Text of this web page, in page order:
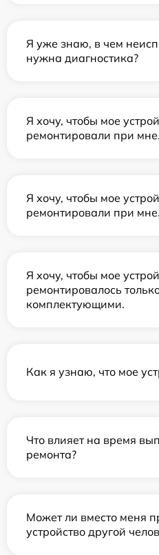
Я уже знаю, в чем
нужна диагностика?
Я хочу, чтобы мое
ремонтировали при мне.
Я хочу, чтобы мое
ремонтировали при мне.
Я хочу, чтобы мое
ремонтировалось
комплектующими.
Как я узнаю, что мое
Что влияет на время
ремонта?
Может ли вместо меня
устройство другой